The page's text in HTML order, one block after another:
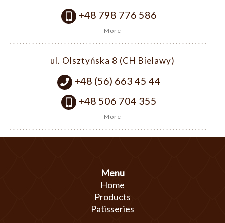
+48 798 776 586
More
ul. Olsztyńska 8 (CH Bielawy)
+48 (56) 663 45 44
+48 506 704 355
More
Menu
Home
Products
Patisseries